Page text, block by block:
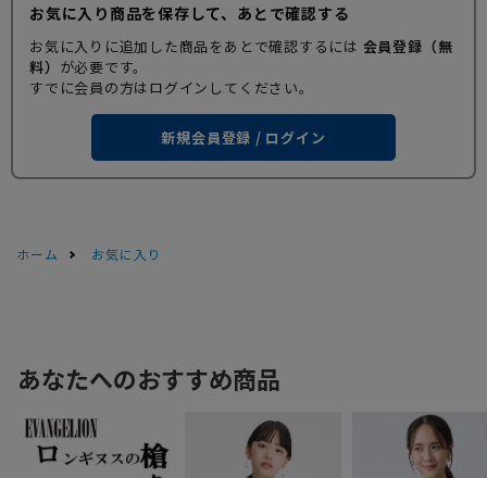
お気に入り商品を保存して、あとで確認する
お気に入りに追加した商品をあとで確認するには 会員登録（無
料） が必要です。
すでに会員の方はログインしてください。
新規会員登録 / ログイン
ホーム お気に入り